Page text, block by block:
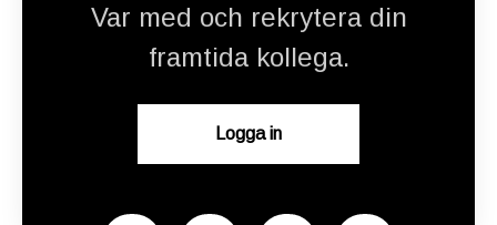
Var med och rekrytera din
framtida kollega.
Logga in